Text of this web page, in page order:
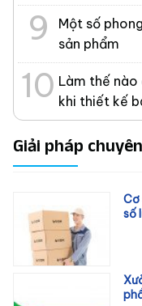
Một số
sản phẩm
Làm thế
khi thiết kế
Giải pháp
Cơ
số